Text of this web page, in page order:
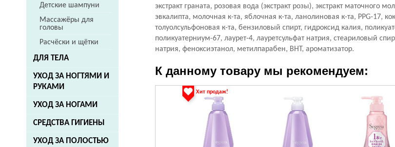
Детские шампуни
Массажёры для
головы
Расчёски и щётки
ДЛЯ ТЕЛА
УХОД ЗА НОГТЯМИ И
РУКАМИ
УХОД ЗА НОГАМИ
СРЕДСТВА ГИГИЕНЫ
УХОД ЗА ПОЛОСТЬЮ
экстракт граната, розовая вода (экстракт розы), экстракт маточного
эвкалипта, молочная к-та, яблочная к-та, ланолиновая к-та, PPG-17,
толуолсульфоновая к-та, бензиловый спирт, гидроксид калия,
поликуатерниум-67, лаурет-4, лауретсульфат натрия, стеариловый
натрия, феноксиэтанол, метилпарабен, BHT, ароматизатор.
К данному товару мы рекомендуем:
Хит продаж!